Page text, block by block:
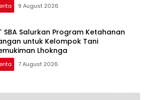
9 August 2026
SBA Salurkan Program Ketahanan
untuk Kelompok Tani
Lhoknga
7 August 2026